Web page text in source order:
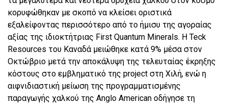
κορυφώθηκαν με σκοπό να κλείσει οριστικά
εξαλείφοντας περισσότερο από το ήμισυ της αγοραίας
αξίας της ιδιοκτήτριας First Quantum Minerals. Η Teck
Resources του Καναδά μειώθηκε κατά 9% μέσα στον
Οκτώβριο μετά την αποκάλυψη της τελευταίας έκρηξης
κόστους στο εμβληματικό της project στη Χιλή, ενώ η
αιφνιδιαστική μείωση της προγραμματισμένης
παραγωγής χαλκού της Anglo American οδήγησε τη